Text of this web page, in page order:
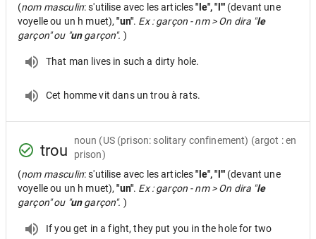
(nom masculin: s'utilise avec les articles"le", "l'" (devant une
voyelle ou un h muet),"un". Ex : garçon - nm > On dira "le
garçon" ou "ungarçon". )
That man lives in such a dirty hole.
Cet homme vit dans un trou à rats.
trou
noun (US (prison: solitary confinement) (argot : en
prison)
(nom masculin: s'utilise avec les articles"le", "l'" (devant une
voyelle ou un h muet),"un". Ex : garçon - nm > On dira "le
garçon" ou "ungarçon". )
If you get in a fight, they put you in the hole for two